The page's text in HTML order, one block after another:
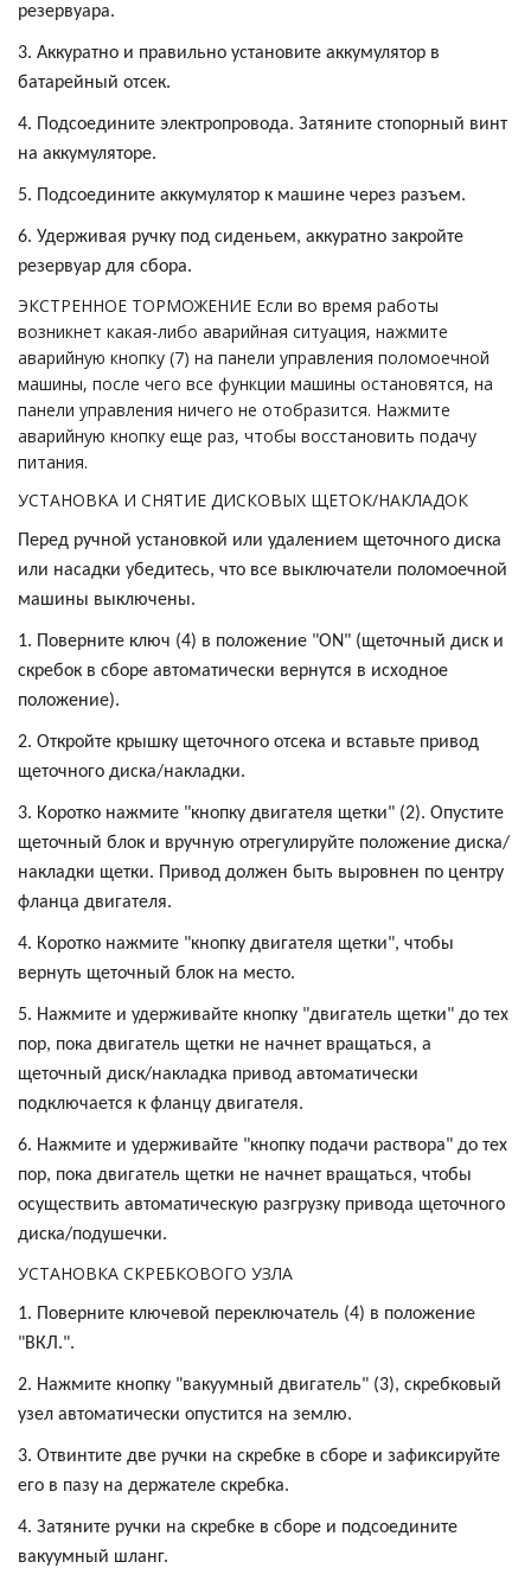
резервуара.
3. Аккуратно и правильно установите аккумулятор в
батарейный отсек.
4. Подсоедините электропровода. Затяните стопорный винт
на аккумуляторе.
5. Подсоедините аккумулятор к машине через разъем.
6. Удерживая ручку под сиденьем, аккуратно закройте
резервуар для сбора.
ЭКСТРЕННОЕ ТОРМОЖЕНИЕ Если во время работы
возникнет какая-либо аварийная ситуация, нажмите
аварийную кнопку (7) на панели управления поломоечной
машины, после чего все функции машины остановятся, на
панели управления ничего не отобразится. Нажмите
аварийную кнопку еще раз, чтобы восстановить подачу
питания.
УСТАНОВКА И СНЯТИЕ ДИСКОВЫХ ЩЕТОК/НАКЛАДОК
Перед ручной установкой или удалением щеточного диска
или насадки убедитесь, что все выключатели поломоечной
машины выключены.
1. Поверните ключ (4) в положение "ON" (щеточный диск и
скребок в сборе автоматически вернутся в исходное
положение).
2. Откройте крышку щеточного отсека и вставьте привод
щеточного диска/накладки.
3. Коротко нажмите "кнопку двигателя щетки" (2). Опустите
щеточный блок и вручную отрегулируйте положение диска/
накладки щетки. Привод должен быть выровнен по центру
фланца двигателя.
4. Коротко нажмите "кнопку двигателя щетки", чтобы
вернуть щеточный блок на место.
5. Нажмите и удерживайте кнопку "двигатель щетки" до тех
пор, пока двигатель щетки не начнет вращаться, а
щеточный диск/накладка привод автоматически
подключается к фланцу двигателя.
6. Нажмите и удерживайте "кнопку подачи раствора" до тех
пор, пока двигатель щетки не начнет вращаться, чтобы
осуществить автоматическую разгрузку привода щеточного
диска/подушечки.
УСТАНОВКА СКРЕБКОВОГО УЗЛА
1. Поверните ключевой переключатель (4) в положение
"ВКЛ.".
2. Нажмите кнопку "вакуумный двигатель" (3), скребковый
узел автоматически опустится на землю.
3. Отвинтите две ручки на скребке в сборе и зафиксируйте
его в пазу на держателе скребка.
4. Затяните ручки на скребке в сборе и подсоедините
вакуумный шланг.